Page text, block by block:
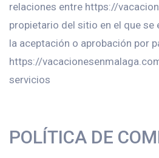
relaciones entre https://
propietario del sitio en el que se
la aceptación o aprobación por
https://
servicios
POLÍTICA DE